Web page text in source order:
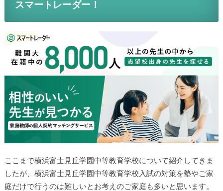
スマートレーダー！
ここまで横浜富士見丘学園中等教育学校について紹介してきま
したが、横浜富士見丘学園中等教育学校入試の対策を塾やご家
庭だけで行うのは難しいとお考えのご家庭も多いと思います。